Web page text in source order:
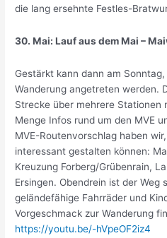
die lang ersehnte Festles-
30. Mai: Lauf aus dem Mai –
Gestärkt kann dann am
Wanderung angetreten werden.
Strecke über mehrere Stationen
Menge Infos rund um den MVE
MVE-Routenvorschlag haben
interessant gestalten können:
Kreuzung Forberg/Grübenrain,
Ersingen. Obendrein ist der Weg
geländefähige Fahrräder und
Vorgeschmack zur Wanderung
https://youtu.be/-hVpeOF2iz4